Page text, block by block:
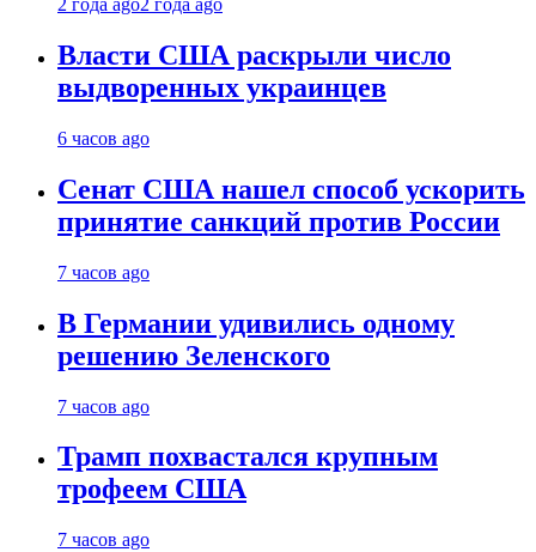
2 года ago2 года ago
Власти США раскрыли число
выдворенных украинцев
6 часов ago
Сенат США нашел способ ускорить
принятие санкций против России
7 часов ago
В Германии удивились одному
решению Зеленского
7 часов ago
Трамп похвастался крупным
трофеем США
7 часов ago